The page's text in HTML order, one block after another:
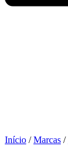
Início /Marcas /